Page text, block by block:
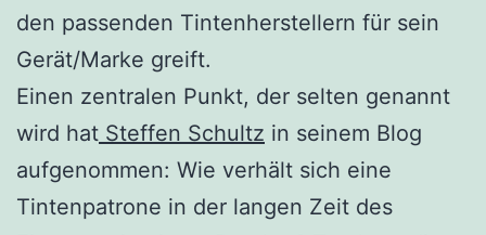
den passenden Tintenherstellern für sein
Gerät/Marke greift.
Einen zentralen Punkt, der selten genannt
wird hat Steffen Schultz in seinem Blog
aufgenommen: Wie verhält sich eine
Tintenpatrone in der langen Zeit des